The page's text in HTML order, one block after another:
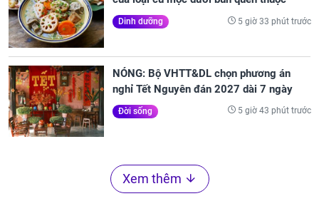
Dinh dưỡng 5 giờ 33 phút trước
NÓNG: Bộ VHTT&DL chọn phương án
nghỉ Tết Nguyên đán 2027 dài 7 ngày
Đời sống 5 giờ 43 phút trước
Xem thêm